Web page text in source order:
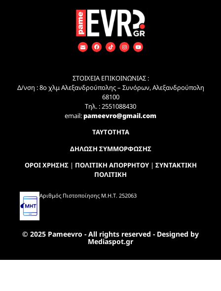
ΣΤΟΙΧΕΙΑ ΕΠΙΚΟΙΝΩΝΙΑΣ :
Δ/νση : 8ο χλμ Αλεξανδρούπολης – Συνόρων, Αλεξανδρούπολη
68100
Τηλ. : 2551088430
email:pameevro@gmail.com
ΤΑΥΤΟΤΗΤΑ
ΔΗΛΩΣΗ ΣΥΜΜΟΡΦΩΣΗΣ
ΟΡΟΙ ΧΡΗΣΗΣ| ΠΟΛΙΤΙΚΗ ΑΠΟΡΡΗΤΟΥ| ΣΥΝΤΑΚΤΙΚΗ
ΠΟΛΙΤΙΚΗ
Αριθμός Πιστοποίησης Μ.Η.Τ. 252063
© 2025 Pameevro - All rights reserved - Designed by
Mediaspot.gr